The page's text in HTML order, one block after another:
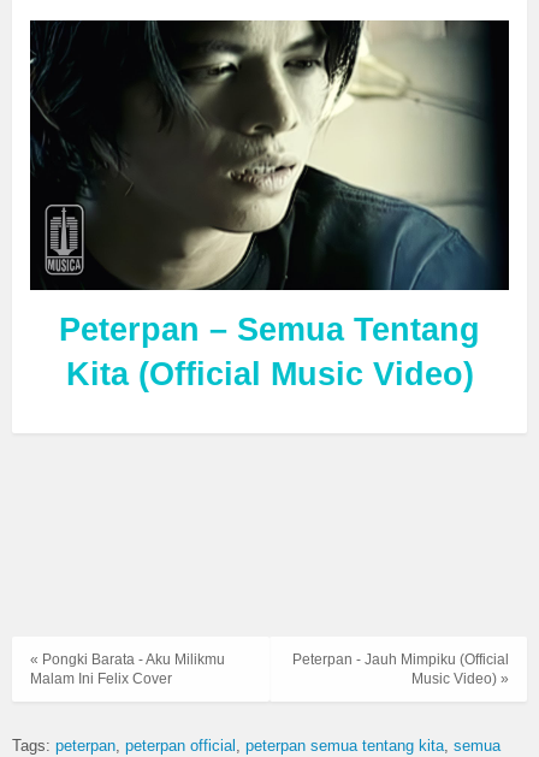
Peterpan – Semua Tentang
Kita (Official Music Video)
Peterpan - Jauh Mimpiku (Official
Music Video) »
« Pongki Barata - Aku Milikmu
Malam Ini Felix Cover
Tags: peterpan peterpan official peterpan semua tentang kita semua